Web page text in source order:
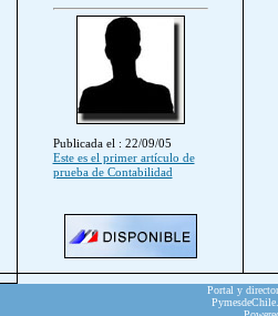
Publicada el : 22/09/05
Este es el primer artículo de
prueba de Contabilidad
Portal y